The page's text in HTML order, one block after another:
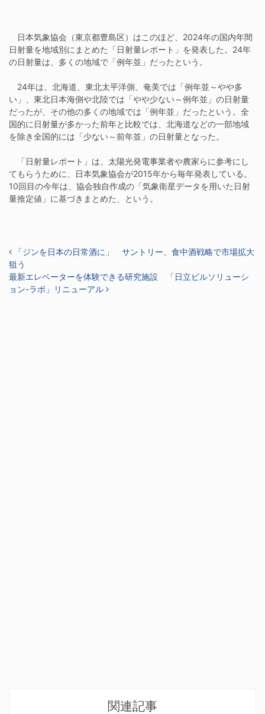
日本気象協会（東京都豊島区）はこのほど、2024年の国内年間
日射量を地域別にまとめた「日射量レポート」を発表した。24年
の日射量は、多くの地域で「例年並」だったという。
24年は、北海道、東北太平洋側、奄美では「例年並～やや多
い」、東北日本海側や北陸では「やや少ない～例年並」の日射量
だったが、その他の多くの地域では「例年並」だったという。全
国的に日射量が多かった前年と比較では、北海道などの一部地域
を除き全国的には「少ない～前年並」の日射量となった。
「日射量レポート」は、太陽光発電事業者や農家らに参考にし
てもらうために、日本気象協会が2015年から毎年発表している。
10回目の今年は、協会独自作成の「気象衛星データを用いた日射
量推定値」に基づきまとめた、という。
投稿ナビゲーション
「ジンを日本の日常酒に」 サントリー、食中酒戦略で市場拡大
狙う
最新エレベーターを体験できる研究施設 「日立ビルソリューシ
ョン-ラボ」リニューアル
関連記事